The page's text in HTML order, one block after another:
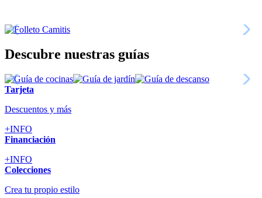
Descubre nuestras guías
Tarjeta
Descuentos y más
+INFO
Financiación
+INFO
Colecciones
Crea tu propio estilo